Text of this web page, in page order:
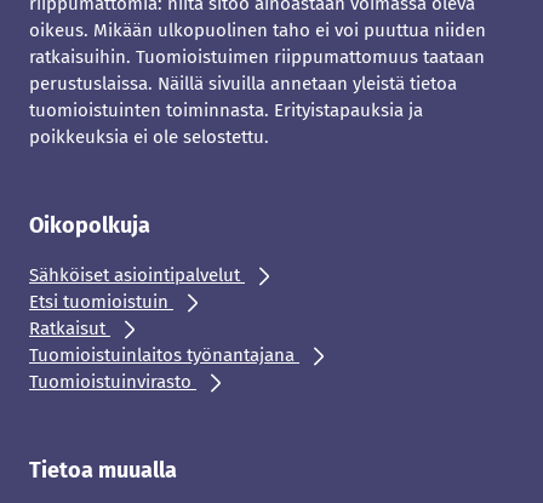
oikeus. Mikään ulkopuolinen taho ei voi puuttua niiden
ratkaisuihin. Tuomioistuimen riippumattomuus taataan
perustuslaissa. Näillä sivuilla annetaan yleistä tietoa
tuomioistuinten toiminnasta. Erityistapauksia ja
poikkeuksia ei ole selostettu.
Oikopolkuja
Sähköiset asiointipalvelut
Etsi tuomioistuin
Ratkaisut
Tuomioistuinlaitos työnantajana
Tuomioistuinvirasto
Tietoa muualla